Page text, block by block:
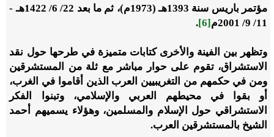
مؤتمر باريس سنة 1393هـ (1973م)، ثم ما بعد 22/ 6/ 1422هـ -
11/ 9/ 2001م
[6]
.
وتظهر بين الفينة والأخرى كتابات متميزة في طرحها حول نقد
الاستشراق، تقوم على حوار مباشر مع ثلة من المستشرقين
ومن في حكمهم من التغريبيين العرب الذين أقاموا في الغرب،
أو بقوا في محيطهم العربي والإسلامي، وتبنوا الفكر
الاستشراقي حول الإسلام والمسلمين، وهؤلاء يسميهم أحمد
الشيخ بالمستشرقين العرب.